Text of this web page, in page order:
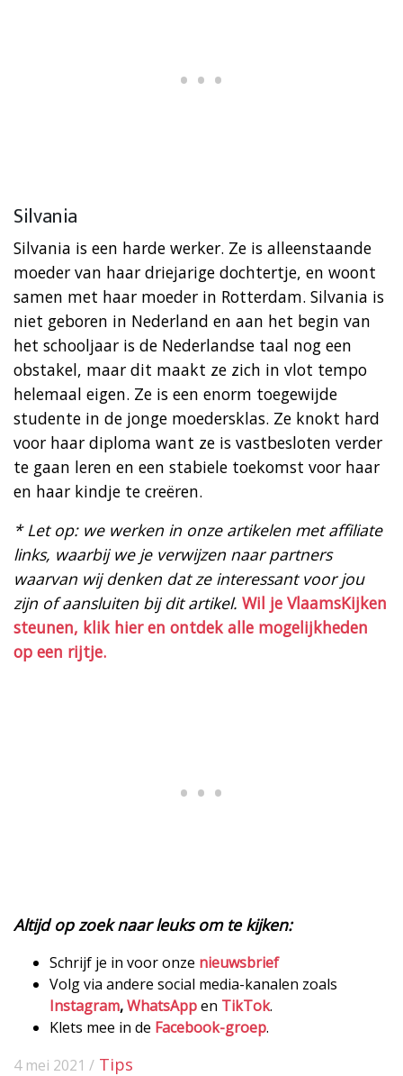
Silvania
Silvania is een harde werker. Ze is alleenstaande
moeder van haar driejarige dochtertje, en woont
samen met haar moeder in Rotterdam. Silvania is
niet geboren in Nederland en aan het begin van
het schooljaar is de Nederlandse taal nog een
obstakel, maar dit maakt ze zich in vlot tempo
helemaal eigen. Ze is een enorm toegewijde
studente in de jonge moedersklas. Ze knokt hard
voor haar diploma want ze is vastbesloten verder
te gaan leren en een stabiele toekomst voor haar
en haar kindje te creëren.
* Let op: we werken in onze artikelen met affiliate
links, waarbij we je verwijzen naar partners
waarvan wij denken dat ze interessant voor jou
zijn of aansluiten bij dit artikel. Wil je VlaamsKijken
steunen, klik hier en ontdek alle mogelijkheden
op een rijtje.
Altijd op zoek naar leuks om te kijken:
Schrijf je in voor onze nieuwsbrief
Volg via andere social media-kanalen zoals
Instagram,WhatsAppen TikTok.
Klets mee in de Facebook-groep.
4 mei 2021 / Tips